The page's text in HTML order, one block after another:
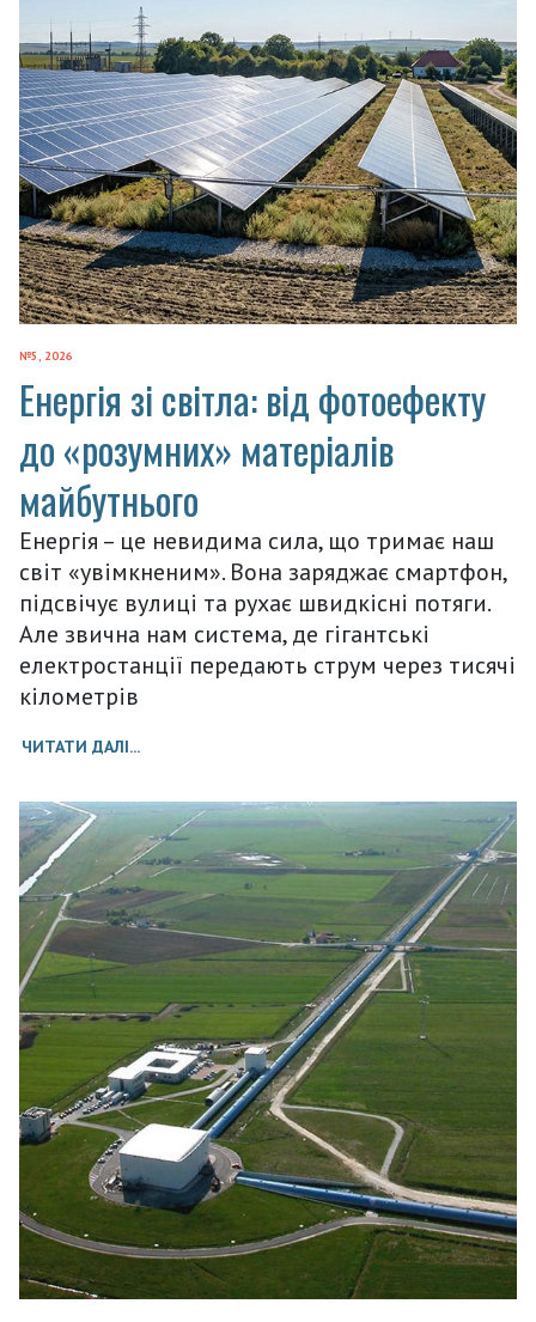
№5, 2026
Енергія зі світла: від фотоефекту
до «розумних» матеріалів
майбутнього
Енергія – це невидима сила, що тримає наш
світ «увімкненим». Вона заряджає смартфон,
підсвічує вулиці та рухає швидкісні потяги.
Але звична нам система, де гігантські
електростанції передають струм через тисячі
кілометрів
ЧИТАТИ ДАЛІ...